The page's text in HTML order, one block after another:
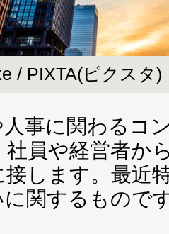
/ PIXTA(ピクスタ)
事に関わるコ
社員や経営者か
接します。最近
関するもので